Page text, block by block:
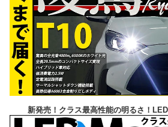
新発売！クラス最高性能の明るさ！